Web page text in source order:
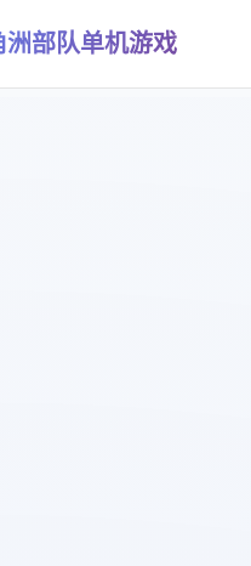
洲部队单机游戏